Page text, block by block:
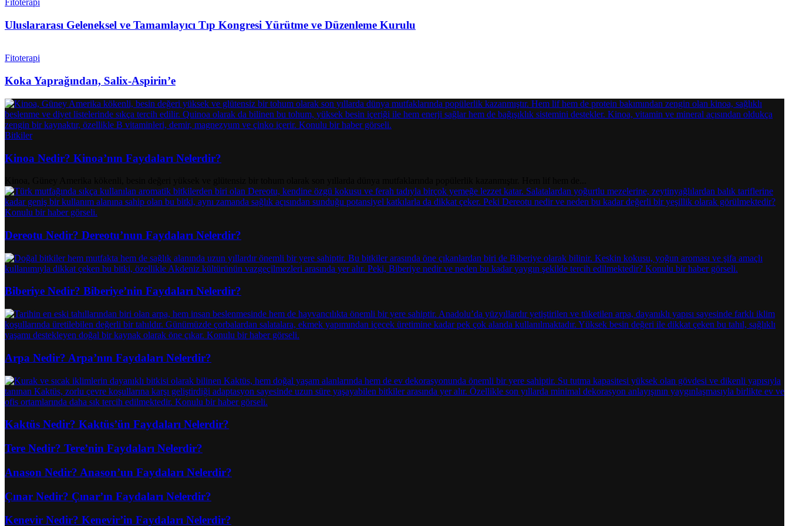
Fitoterapi
Uluslararası Geleneksel ve Tamamlayıcı Tıp Kongresi Yürütme ve Düzenleme Kurulu
Fitoterapi
Koka Yaprağından, Salix-Aspirin’e
Bitkiler
Kinoa Nedir? Kinoa’nın Faydaları Nelerdir?
Dereotu Nedir? Dereotu’nun Faydaları Nelerdir?
Biberiye Nedir? Biberiye’nin Faydaları Nelerdir?
Arpa Nedir? Arpa’nın Faydaları Nelerdir?
Kaktüs Nedir? Kaktüs’ün Faydaları Nelerdir?
Tere Nedir? Tere’nin Faydaları Nelerdir?
Anason Nedir? Anason’un Faydaları Nelerdir?
Çınar Nedir? Çınar’ın Faydaları Nelerdir?
Kenevir Nedir? Kenevir’in Faydaları Nelerdir?